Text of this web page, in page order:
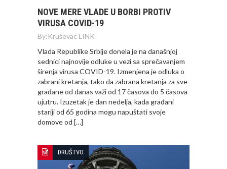
NOVE MERE VLADE U BORBI PROTIV
VIRUSA COVID-19
By:Kruševac LINK
Vlada Republike Srbije donela je na današnjoj
sednici najnovije odluke u vezi sa sprečavanjem
širenja virusa COVID-19. Izmenjena je odluka o
zabrani kretanja, tako da zabrana kretanja za sve
građane od danas važi od 17 časova do 5 časova
ujutru. Izuzetak je dan nedelja, kada građani
stariji od 65 godina mogu napuštati svoje
domove od […]
DRUŠTVO